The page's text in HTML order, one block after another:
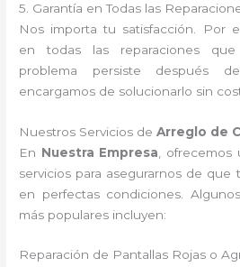
5. Garantía en Todas las
Nos importa tu satisfacción. Por
en todas las reparaciones que
problema persiste después
encargamos de solucionarlo sin
Nuestros Servicios deArreglo de
En Nuestra Empresa ,
servicios para asegurarnos de que
en perfectas condiciones.
más populares incluyen:
Reparación de Pantallas Rojas o